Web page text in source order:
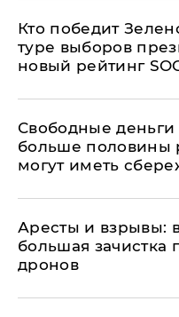
Кто победит
туре выборов
новый рейтинг
Свободные деньги
больше половины
могут иметь
Аресты и взрывы:
большая зачистка
дронов